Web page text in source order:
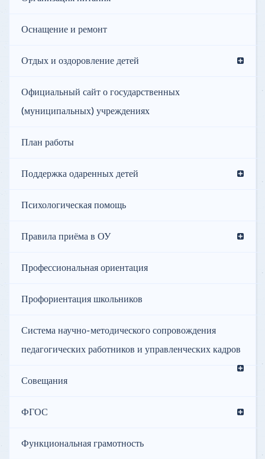
Оснащение и ремонт
Отдых и оздоровление детей
Официальный сайт о государственных
(муниципальных) учреждениях
План работы
Поддержка одаренных детей
Психологическая помощь
Правила приёма в ОУ
Профессиональная ориентация
Профориентация школьников
Система научно-методического сопровождения
педагогических работников и управленческих кадров
Совещания
ФГОС
Функциональная грамотность